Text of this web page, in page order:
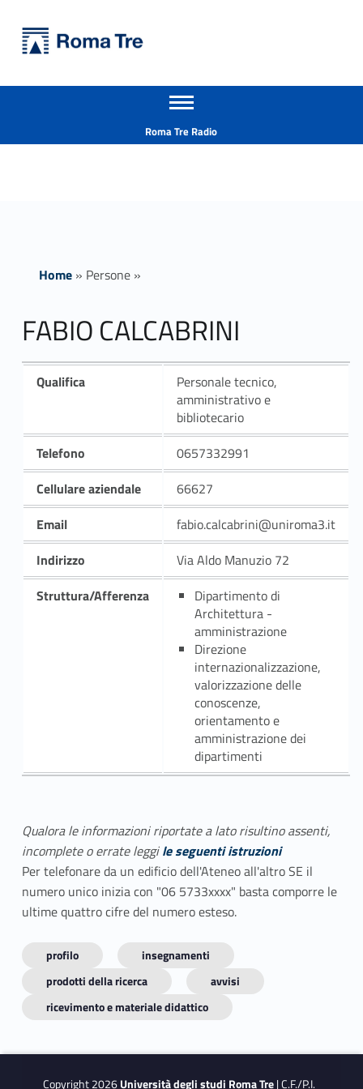
FABIO CALCABRINI - Università Roma Tre
Apri il menu secondario
Roma Tre Radio
Home» Persone»
FABIO CALCABRINI
Qualifica
Personale tecnico,
amministrativo e
bibliotecario
Telefono
0657332991
Cellulare aziendale
66627
Email
fabio.calcabrini@uniroma3.it
Indirizzo
Via Aldo Manuzio 72
Struttura/Afferenza
Dipartimento di
Architettura -
amministrazione
Direzione
internazionalizzazione,
valorizzazione delle
conoscenze,
orientamento e
amministrazione dei
dipartimenti
Qualora le informazioni riportate a lato risultino assenti,
incomplete o errate leggile seguenti istruzioni
Per telefonare da un edificio dell'Ateneo all'altro SE il
numero unico inizia con "06 5733xxxx" basta comporre le
ultime quattro cifre del numero esteso.
profilo
insegnamenti
prodotti della ricerca
avvisi
ricevimento e materiale didattico
Copyright 2026Università degli studi Roma Tre| C.F./P.I.